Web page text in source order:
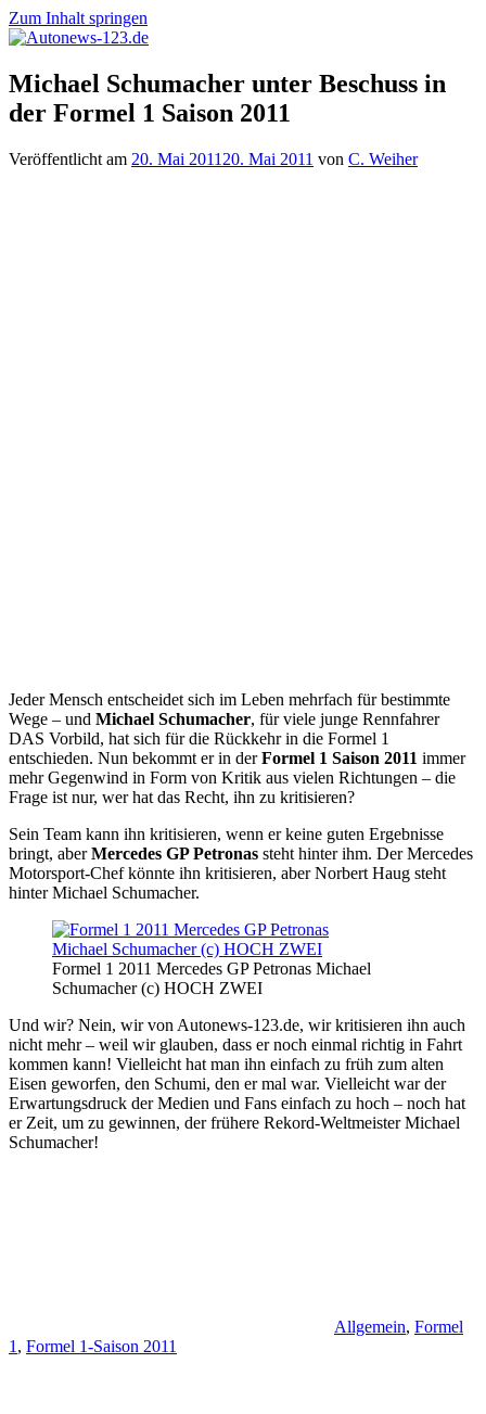
Zum Inhalt springen
Autonews-
123.de
Autonews
mit
Charme
Michael Schumacher unter Beschuss in
der Formel 1 Saison 2011
Veröffentlicht am 20. Mai 2011 20. Mai 2011 von C. Weiher
Jeder Mensch entscheidet sich im Leben mehrfach für bestimmte
Wege – und Michael Schumacher, für viele junge Rennfahrer
DAS Vorbild, hat sich für die Rückkehr in die Formel 1
entschieden. Nun bekommt er in derFormel 1 Saison 2011 immer
mehr Gegenwind in Form von Kritik aus vielen Richtungen – die
Frage ist nur, wer hat das Recht, ihn zu kritisieren?
Sein Team kann ihn kritisieren, wenn er keine guten Ergebnisse
bringt, aberMercedes GP Petronas steht hinter ihm. Der Mercedes
Motorsport-Chef könnte ihn kritisieren, aber Norbert Haug steht
hinter Michael Schumacher.
Formel 1 2011 Mercedes GP Petronas Michael
Schumacher (c) HOCH ZWEI
Und wir? Nein, wir von Autonews-123.de, wir kritisieren ihn auch
nicht mehr – weil wir glauben, dass er noch einmal richtig in Fahrt
kommen kann! Vielleicht hat man ihn einfach zu früh zum alten
Eisen geworfen, den Schumi, den er mal war. Vielleicht war der
Erwartungsdruck der Medien und Fans einfach zu hoch – noch hat
er Zeit, um zu gewinnen, der frühere Rekord-Weltmeister Michael
Schumacher!
Allgemein, Formel
1 , Formel 1-Saison 2011